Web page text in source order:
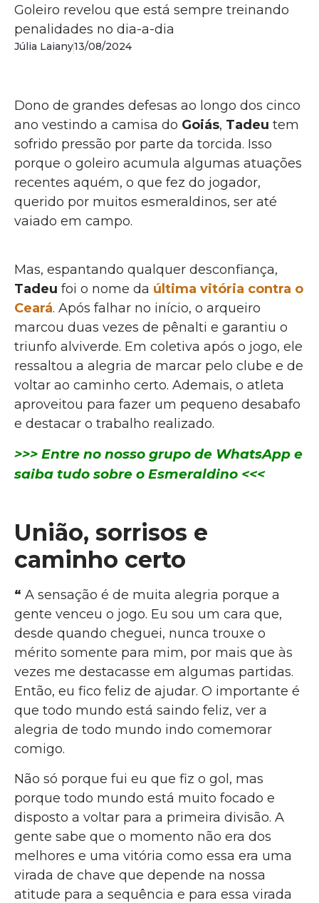
Goleiro revelou que está sempre treinando
penalidades no dia-a-dia
Júlia Laiany13/08/2024
Dono de grandes defesas ao longo dos cinco
ano vestindo a camisa do Goiás, Tadeu tem
sofrido pressão por parte da torcida. Isso
porque o goleiro acumula algumas atuações
recentes aquém, o que fez do jogador,
querido por muitos esmeraldinos, ser até
vaiado em campo.
Mas, espantando qualquer desconfiança,
Tadeu foi o nome da última vitória contra o
Ceará. Após falhar no início, o arqueiro
marcou duas vezes de pênalti e garantiu o
triunfo alviverde. Em coletiva após o jogo, ele
ressaltou a alegria de marcar pelo clube e de
voltar ao caminho certo. Ademais, o atleta
aproveitou para fazer um pequeno desabafo
e destacar o trabalho realizado.
>>> Entre no nosso grupo de WhatsApp e
saiba tudo sobre o Esmeraldino <<<
União, sorrisos e
caminho certo
“ A sensação é de muita alegria porque a
gente venceu o jogo. Eu sou um cara que,
desde quando cheguei, nunca trouxe o
mérito somente para mim, por mais que às
vezes me destacasse em algumas partidas.
Então, eu fico feliz de ajudar. O importante é
que todo mundo está saindo feliz, ver a
alegria de todo mundo indo comemorar
comigo.
Não só porque fui eu que fiz o gol, mas
porque todo mundo está muito focado e
disposto a voltar para a primeira divisão. A
gente sabe que o momento não era dos
melhores e uma vitória como essa era uma
virada de chave que depende na nossa
atitude para a sequência e para essa virada